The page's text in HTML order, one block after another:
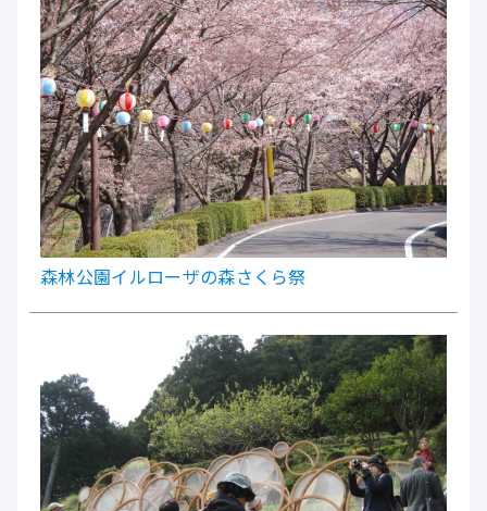
森林公園イルローザの森さくら祭